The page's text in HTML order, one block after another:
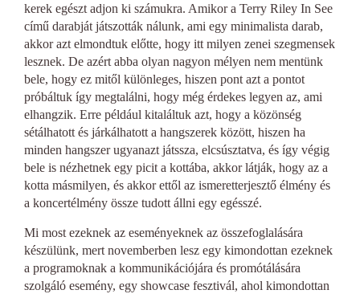
kerek egészt adjon ki számukra. Amikor a Terry Riley In See
című darabját játszották nálunk, ami egy minimalista darab,
akkor azt elmondtuk előtte, hogy itt milyen zenei szegmensek
lesznek. De azért abba olyan nagyon mélyen nem mentünk
bele, hogy ez mitől különleges, hiszen pont azt a pontot
próbáltuk így megtalálni, hogy még érdekes legyen az, ami
elhangzik. Erre például kitaláltuk azt, hogy a közönség
sétálhatott és járkálhatott a hangszerek között, hiszen ha
minden hangszer ugyanazt játssza, elcsúsztatva, és így végig
bele is nézhetnek egy picit a kottába, akkor látják, hogy az a
kotta másmilyen, és akkor ettől az ismeretterjesztő élmény és
a koncertélmény össze tudott állni egy egésszé.
Mi most ezeknek az eseményeknek az összefoglalására
készülünk, mert novemberben lesz egy kimondottan ezeknek
a programoknak a kommunikációjára és promótálására
szolgáló esemény, egy showcase fesztivál, ahol kimondottan